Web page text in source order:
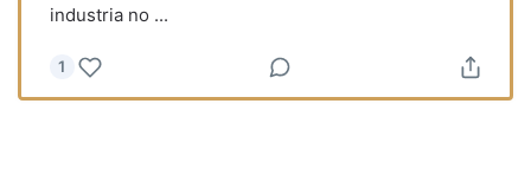
industria no ...
1